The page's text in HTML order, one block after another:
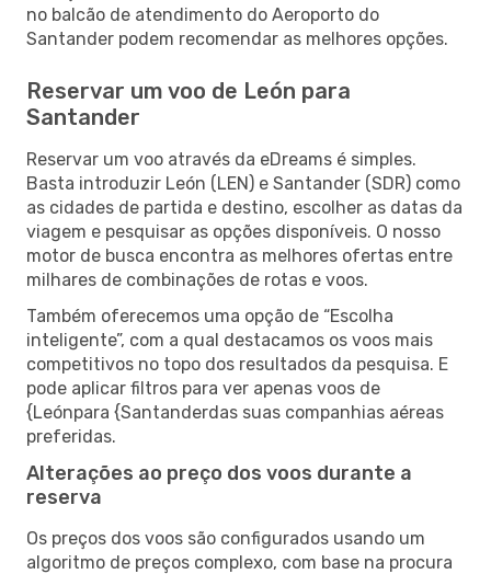
no balcão de atendimento do Aeroporto do
Santander podem recomendar as melhores opções.
Reservar um voo de León para
Santander
Reservar um voo através da eDreams é simples.
Basta introduzir León (LEN) e Santander (SDR) como
as cidades de partida e destino, escolher as datas da
viagem e pesquisar as opções disponíveis. O nosso
motor de busca encontra as melhores ofertas entre
milhares de combinações de rotas e voos.
Também oferecemos uma opção de “Escolha
inteligente”, com a qual destacamos os voos mais
competitivos no topo dos resultados da pesquisa. E
pode aplicar filtros para ver apenas voos de
{Leónpara {Santanderdas suas companhias aéreas
preferidas.
Alterações ao preço dos voos durante a
reserva
Os preços dos voos são configurados usando um
algoritmo de preços complexo, com base na procura